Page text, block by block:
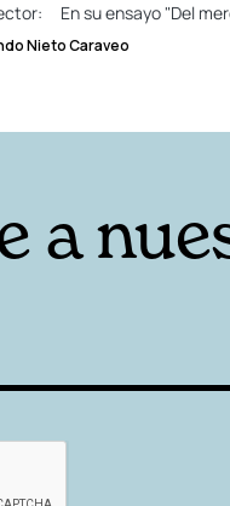
En su ensayo "Del
Nieto Caraveo
a